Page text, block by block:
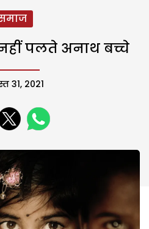
पलते अनाथ बच्चे
31, 2021